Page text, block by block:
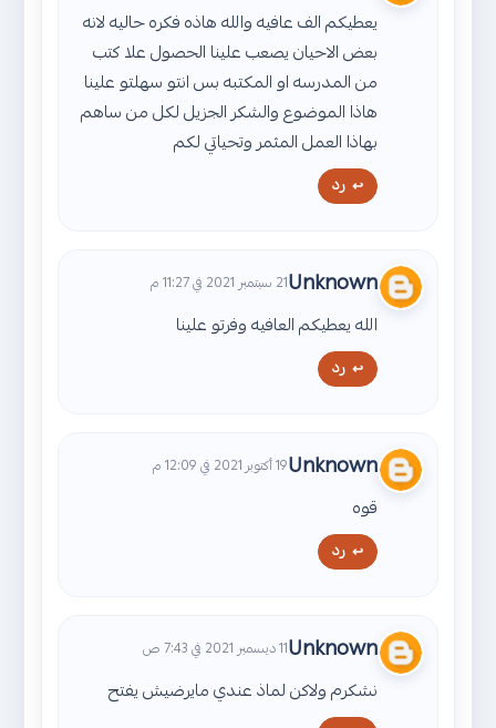
يعطيكم الف عافيه والله هاذه فكره حاليه لانه
بعض الاحيان يصعب علينا الحصول علا كتب
من المدرسه او المكتبه بس انتو سهلتو علينا
هاذا الموضوع والشكر الجزيل لكل من ساهم
بهاذا العمل المثمر وتحياتي لكم
رد
Unknown21 سبتمبر 2021 في 11:27 م
الله يعطيكم العافيه وفرتو علينا
رد
Unknown19 أكتوبر 2021 في 12:09 م
قوه
رد
Unknown11 ديسمبر 2021 في 7:43 ص
نشكرم ولاكن لماذ عندي مايرضيش يفتح